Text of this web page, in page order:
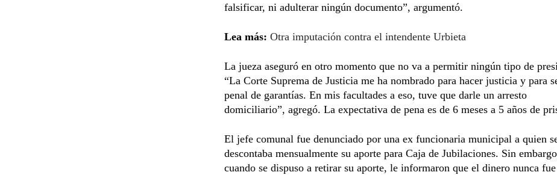
falsificar, ni adulterar ningún documento”, argumentó.
Lea más: Otra imputación contra el intendente Urbieta
La jueza aseguró en otro momento que no va a permitir ningún tipo de
“La Corte Suprema de Justicia me ha nombrado para hacer justicia y para
penal de garantías. En mis facultades a eso, tuve que darle un arresto
domiciliario”, agregó. La expectativa de pena es de 6 meses a 5 años de
El jefe comunal fue denunciado por una ex funcionaria municipal a quien
descontaba mensualmente su aporte para Caja de Jubilaciones. Sin
cuando se dispuso a retirar su aporte, le informaron que el dinero nunca fue